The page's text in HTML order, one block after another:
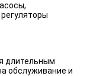
длительным
обслуживание и